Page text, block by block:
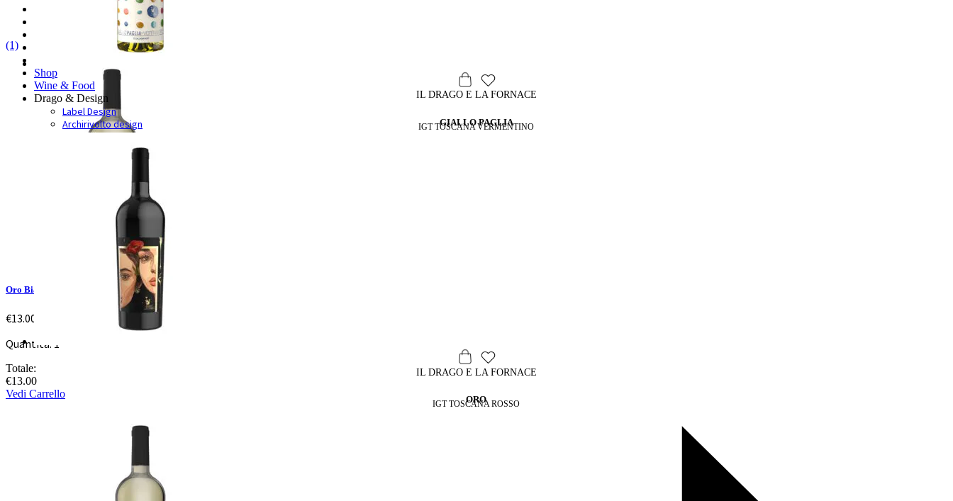
Archirivolto design
(1)
Oro Bianco
€13.00
Quantità: 1
Totale:
€13.00
Vedi Carrello
Shop
Wine & Food
Drago & Design
Label Design
Archirivolto design
IL DRAGO E LA FORNACE
GIALLO PAGLIA
IGT TOSCANA VERMENTINO
IL DRAGO E LA FORNACE
ORO
IGT TOSCANA ROSSO